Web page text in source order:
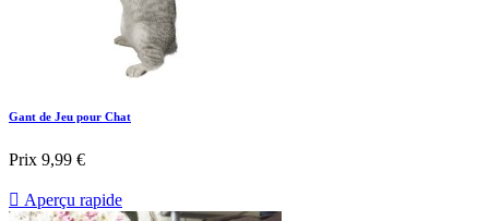
Gant de Jeu pour Chat
Prix 9,99 €
 Aperçu rapide